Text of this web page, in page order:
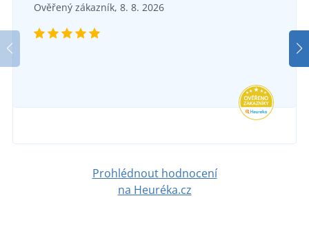
Dámské legíny Balance
250 Kč
Ověřený zákazník, 8. 8. 2026
Prohlédnout hodnocení
na Heuréka.cz